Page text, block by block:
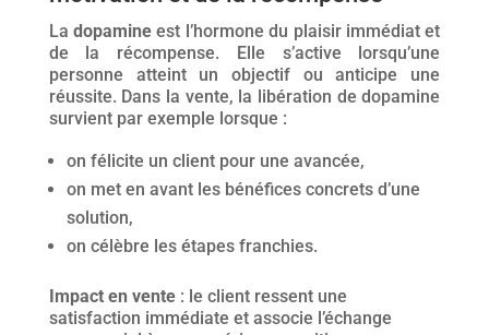
Ladopamine est l’hormone du plaisir immédiat et
de la récompense. Elle s’active lorsqu’une
personne atteint un objectif ou anticipe une
réussite. Dans la vente, la libération de dopamine
survient par exemple lorsque :
on félicite un client pour une avancée,
on met en avant les bénéfices concrets d’une
solution,
on célèbre les étapes franchies.
Impact en vente: le client ressent une
satisfaction immédiate et associe l’échange